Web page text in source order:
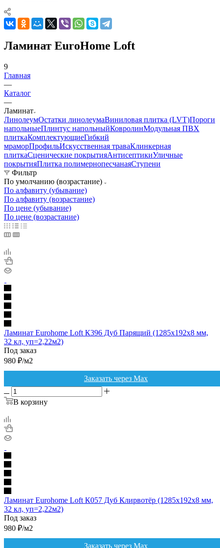
Ламинат EuroHome Loft
9
Главная
—
Каталог
—
Ламинат
ЛинолеумОстатки линолеумаВиниловая плитка (LVT)Пороги
напольныеПлинтус напольныйКовролинМодульная ПВХ
плиткаКомплектующиеГибкий
мраморПрофильИскусственная траваКлинкерная
плиткаСценические покрытияАнтисептикиУличные
покрытияПлитка полимернопесчанаяСтупени
Фильтр
По умолчанию (возрастание)
По алфавиту (убывание)
По алфавиту (возрастание)
По цене (убывание)
По цене (возрастание)
Ламинат Eurohome Loft К396 Дуб Парящий (1285х192х8 мм,
32 кл, уп=2,22м2)
Под заказ
980 ₽/м2
Заказать через Max
В корзину
Ламинат Eurohome Loft К057 Дуб Клирвотёр (1285х192х8 мм,
32 кл, уп=2,22м2)
Под заказ
980 ₽/м2
Заказать через Max